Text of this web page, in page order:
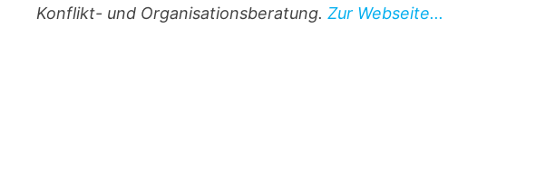
Konflikt- und Organisationsberatung.Zur Webseite...